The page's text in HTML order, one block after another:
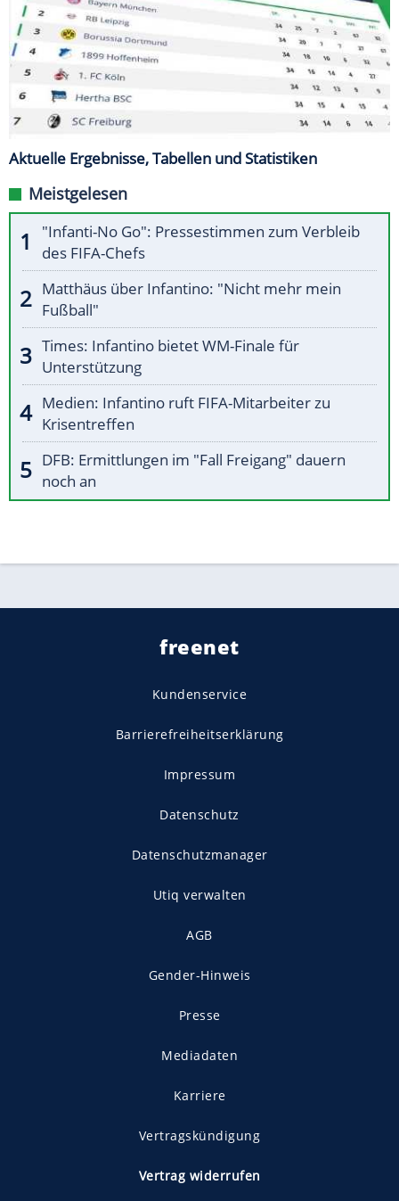
Aktuelle Ergebnisse, Tabellen und Statistiken
Meistgelesen
"Infanti-No Go": Pressestimmen zum Verbleib
des FIFA-Chefs
Matthäus über Infantino: "Nicht mehr mein
Fußball"
Times: Infantino bietet WM-Finale für
Unterstützung
Medien: Infantino ruft FIFA-Mitarbeiter zu
Krisentreffen
DFB: Ermittlungen im "Fall Freigang" dauern
noch an
freenet
Kundenservice
Barrierefreiheitserklärung
Impressum
Datenschutz
Datenschutzmanager
Utiq verwalten
AGB
Gender-Hinweis
Presse
Mediadaten
Karriere
Vertragskündigung
Vertrag widerrufen